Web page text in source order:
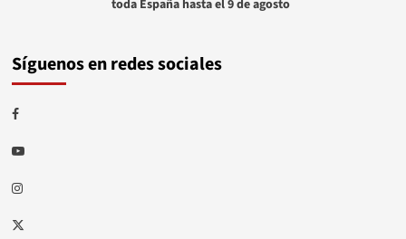
toda España hasta el 9 de agosto
Síguenos en redes sociales
Facebook
Youtube
Instagram
Twitter